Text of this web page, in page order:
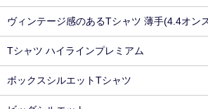
ヴィンテージ感のあるTシャツ 薄手(4.4オン
Tシャツ ハイラインプレミアム
ボックスシルエットTシャツ